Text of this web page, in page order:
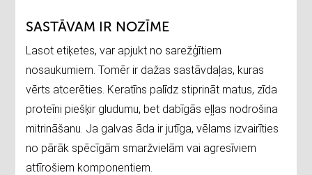
SASTĀVAM IR NOZĪME
Lasot etiķetes, var apjukt no sarežģītiem
nosaukumiem. Tomēr ir dažas sastāvdaļas, kuras
vērts atcerēties. Keratīns palīdz stiprināt matus, zīda
proteīni piešķir gludumu, bet dabīgās eļļas nodrošina
mitrināšanu. Ja galvas āda ir jutīga, vēlams izvairīties
no pārāk spēcīgām smaržvielām vai agresīviem
attīrošiem komponentiem.